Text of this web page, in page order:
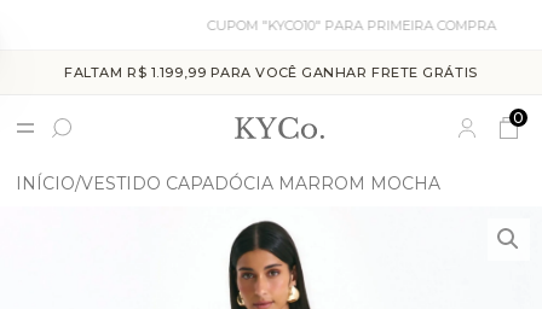
CUPOM "KYCO10" PARA PRIMEIRA COMPRA
FALTAM R$ 1.199,99 PARA VOCÊ GANHAR FRETE GRÁTIS
0
INÍCIO VESTIDO CAPADÓCIA MARROM MOCHA